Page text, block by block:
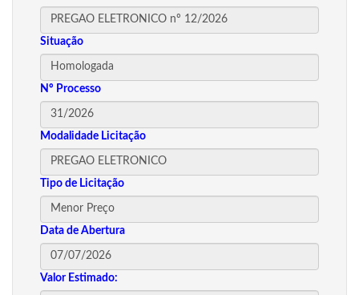
Situação
Nº Processo
Modalidade Licitação
Tipo de Licitação
Data de Abertura
Valor Estimado: